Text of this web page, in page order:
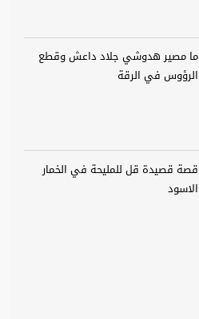
ما مصير هدوشي جلاد داعش وقطع
الرؤوس في الرقة
قصة قصيدة قل للمليحة في الخمار
الاسود